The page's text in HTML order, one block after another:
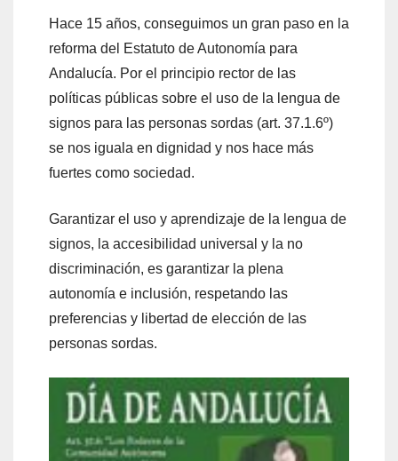
Hace 15 años, conseguimos un gran paso en la
reforma del Estatuto de Autonomía para
Andalucía. Por el principio rector de las
políticas públicas sobre el uso de la lengua de
signos para las personas sordas (art. 37.1.6º)
se nos iguala en dignidad y nos hace más
fuertes como sociedad.
Garantizar el uso y aprendizaje de la lengua de
signos, la accesibilidad universal y la no
discriminación, es garantizar la plena
autonomía e inclusión, respetando las
preferencias y libertad de elección de las
personas sordas.